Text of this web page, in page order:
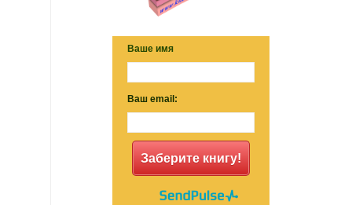
Ваше имя
Ваш email:
Заберите книгу!